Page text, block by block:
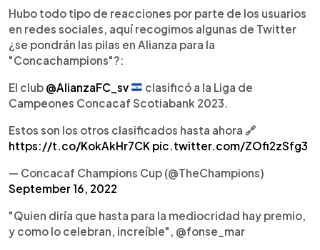
Hubo todo tipo de reacciones por parte de los usuarios
en redes sociales, aquí recogimos algunas de Twitter
¿se pondrán las pilas en Alianza para la
"Concachampions"?:
El club @AlianzaFC_sv
clasificó a la Liga de
Campeones Concacaf Scotiabank 2023.
Estos son los otros clasificados hasta ahora 🔗
https://t.co/KokAkHr7CK pic.twitter.com/ZOfi2zSfg3
— Concacaf Champions Cup (@TheChampions)
September 16, 2022
"Quien diría que hasta para la mediocridad hay premio,
y como lo celebran, increíble", @fonse_mar